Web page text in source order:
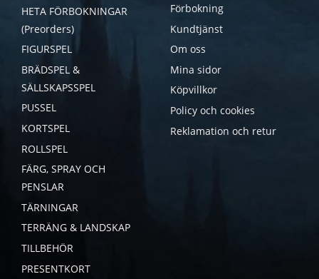
HETA FÖRBOKNINGAR
(Preorders)
FIGURSPEL
BRÄDSPEL &
SÄLLSKAPSSPEL
PUSSEL
KORTSPEL
ROLLSPEL
FÄRG, SPRAY OCH
PENSLAR
TÄRNINGAR
TERRÄNG & LANDSKAP
TILLBEHÖR
PRESENTKORT
Förbokning
Kundtjänst
Om oss
Mina sidor
Köpvillkor
Policy och cookies
Reklamation och retur